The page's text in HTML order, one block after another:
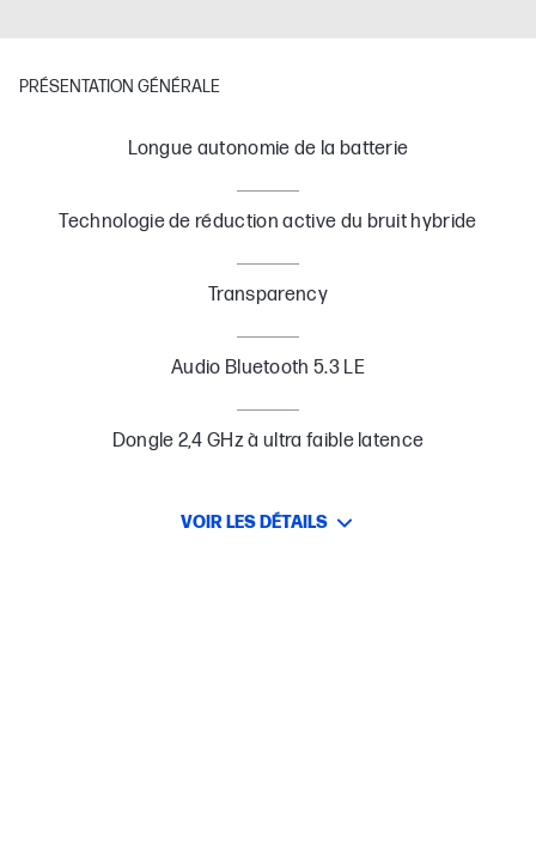
PRÉSENTATION GÉNÉRALE
Longue autonomie de la batterie
Technologie de réduction active du bruit hybride
Transparency
Audio Bluetooth 5.3 LE
Dongle 2,4 GHz à ultra faible latence
VOIR LES DÉTAILS